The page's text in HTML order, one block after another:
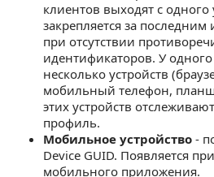
клиентов выходят с одного
закрепляется за
при отсутствии
идентификаторов. У
несколько устройств
мобильный телефон,
этих устройств
профиль.
Мобильное устройство -
Device GUID. Появляется
мобильного приложения.